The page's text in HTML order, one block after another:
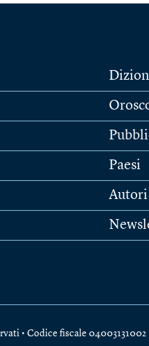
Paesi
Autori
• Codice fiscale